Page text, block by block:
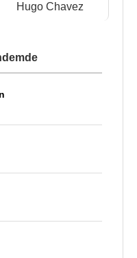
Hugo Chavez